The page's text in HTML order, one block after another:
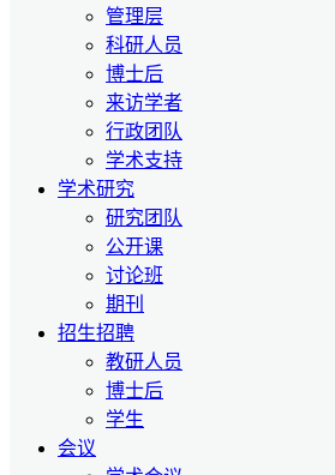
管理层
科研人员
博士后
来访学者
行政团队
学术支持
学术研究
研究团队
公开课
讨论班
期刊
招生招聘
教研人员
博士后
学生
会议